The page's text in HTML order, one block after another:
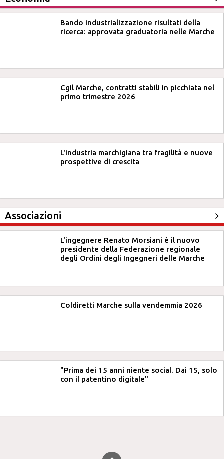
Bando industrializzazione risultati della
ricerca: approvata graduatoria nelle Marche
Cgil Marche, contratti stabili in picchiata nel
primo trimestre 2026
L'industria marchigiana tra fragilità e nuove
prospettive di crescita
Associazioni
L'ingegnere Renato Morsiani è il nuovo
presidente della Federazione regionale
degli Ordini degli Ingegneri delle Marche
Coldiretti Marche sulla vendemmia 2026
"Prima dei 15 anni niente social. Dai 15, solo
con il patentino digitale"